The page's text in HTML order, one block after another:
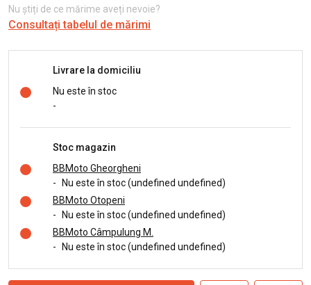
Nu știți de ce mărime aveți nevoie?
Consultați tabelul de mărimi
Livrare la domiciliu
Nu este în stoc
-
Stoc magazin
BBMoto Gheorgheni
-
Nu este în stoc (undefined undefined)
BBMoto Otopeni
-
Nu este în stoc (undefined undefined)
BBMoto Câmpulung M.
-
Nu este în stoc (undefined undefined)